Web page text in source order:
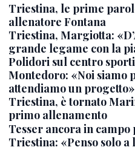
Triestina, le prime
allenatore Fontana
Triestina, Margiotta:
grande legame con la
Polidori sul centro
Montedoro: «Noi siamo
attendiamo un progetto»
Triestina, è tornato
primo allenamento
Tesser ancora in
Triestina: «Penso solo